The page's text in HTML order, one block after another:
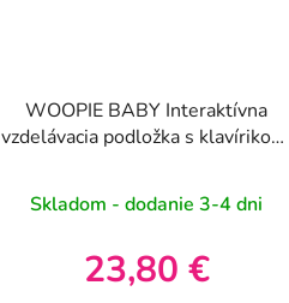
WOOPIE BABY Interaktívna
vzdelávacia podložka s klavírikom,
Skladom - dodanie 3-4 dni
23,80 €